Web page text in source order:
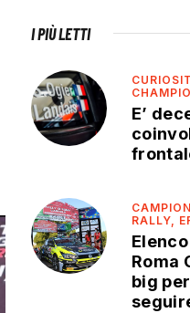
I PIÙ LETTI
E’
RALLY,
Roma
big